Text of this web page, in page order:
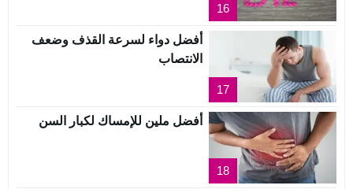
16
17
أفضل دواء لسرعة القذف وضعف
الانتصاب
18
أفضل ملين للإمساك لكبار السن